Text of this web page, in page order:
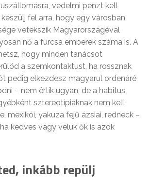
védelmi pénzt kell
fel arra, hogy egy városban,
vetekszik Magyarországéval
nő a furcsa emberek száma is. A
hogy minden tanácsot
a szemkontaktust, ha rossznak
pedig elkezdesz magyarul ordenáré
– nem értik ugyan, de a habitus
sztereotípiáknak nem kell
mexikói, yakuza fejű ázsiai, redneck –
kedves vagy velük ők is azok
inkább repülj